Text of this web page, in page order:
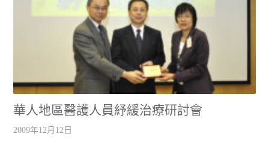
華人地區醫護人員紓緩治療研討會
2009年12月12日